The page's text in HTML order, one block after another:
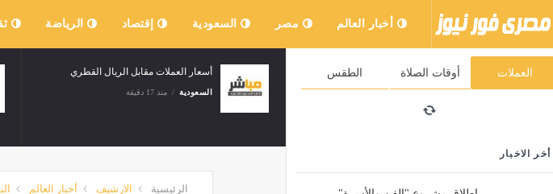
أخبار العالم مصر السعودية إقتصاد الرياضة
العملات أوقات الصلاة الطقس
أخر الاخبار
أسعار العملات مقابل الريال القطري
السعودية منذ 17 دقيقة
رئيس مجلس الوزراء يهنئ رئيس الإكوادور
السعودية منذ 17 دقيقة
الرئيسية الارشيف أخبار العالم